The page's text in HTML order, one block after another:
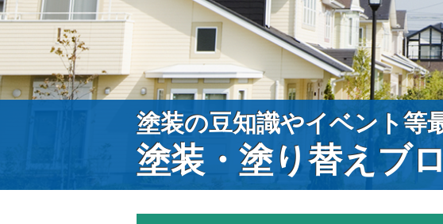
塗装の豆知識やイベント等
塗装・塗り替えブ